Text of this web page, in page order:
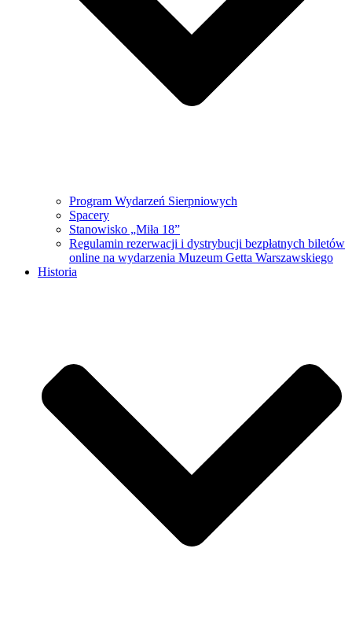
Program Wydarzeń Sierpniowych
Spacery
Stanowisko „Miła 18”
Regulamin rezerwacji i dystrybucji bezpłatnych biletów
online na wydarzenia Muzeum Getta Warszawskiego
Historia